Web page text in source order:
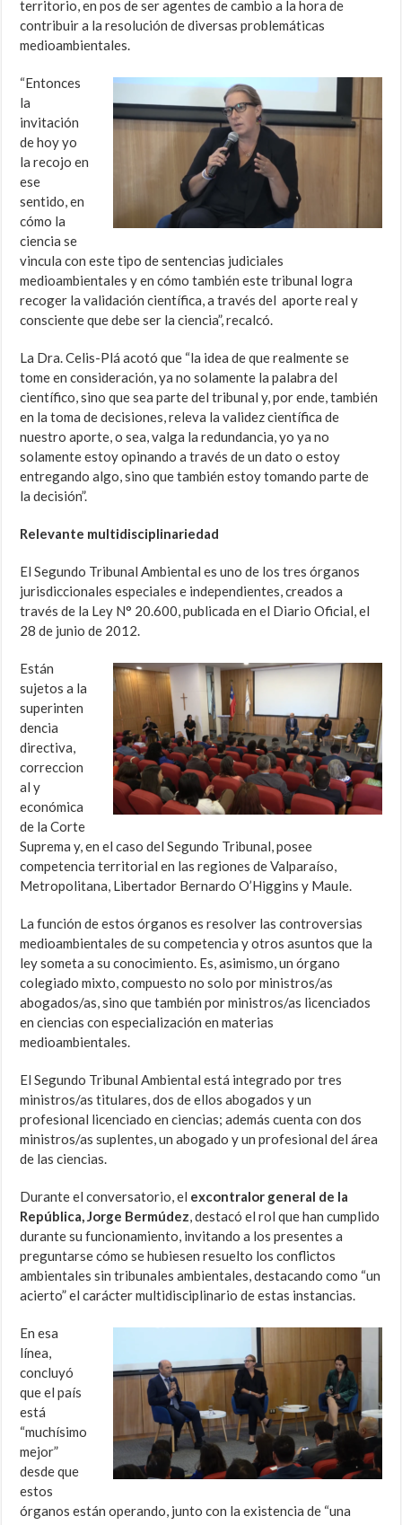
territorio, en pos de ser agentes de cambio a la hora de
contribuir a la resolución de diversas problemáticas
medioambientales.
“Entonces
la
invitación
de hoy yo
la recojo en
ese
sentido, en
cómo la
ciencia se
vincula con este tipo de sentencias judiciales
medioambientales y en cómo también este tribunal logra
recoger la validación científica, a través del aporte real y
consciente que debe ser la ciencia”, recalcó.
La Dra. Celis-Plá acotó que “la idea de que realmente se
tome en consideración, ya no solamente la palabra del
científico, sino que sea parte del tribunal y, por ende, también
en la toma de decisiones, releva la validez científica de
nuestro aporte, o sea, valga la redundancia, yo ya no
solamente estoy opinando a través de un dato o estoy
entregando algo, sino que también estoy tomando parte de
la decisión”.
Relevante multidisciplinariedad
El Segundo Tribunal Ambiental es uno de los tres órganos
jurisdiccionales especiales e independientes, creados a
través de la Ley N° 20.600, publicada en el Diario Oficial, el
28 de junio de 2012.
Están
sujetos a la
superinten
dencia
directiva,
correccion
al y
económica
de la Corte
Suprema y, en el caso del Segundo Tribunal, posee
competencia territorial en las regiones de Valparaíso,
Metropolitana, Libertador Bernardo O’Higgins y Maule.
La función de estos órganos es resolver las controversias
medioambientales de su competencia y otros asuntos que la
ley someta a su conocimiento. Es, asimismo, un órgano
colegiado mixto, compuesto no solo por ministros/as
abogados/as, sino que también por ministros/as licenciados
en ciencias con especialización en materias
medioambientales.
El Segundo Tribunal Ambiental está integrado por tres
ministros/as titulares, dos de ellos abogados y un
profesional licenciado en ciencias; además cuenta con dos
ministros/as suplentes, un abogado y un profesional del área
de las ciencias.
Durante el conversatorio, el excontralor general de la
República, Jorge Bermúdez, destacó el rol que han cumplido
durante su funcionamiento, invitando a los presentes a
preguntarse cómo se hubiesen resuelto los conflictos
ambientales sin tribunales ambientales, destacando como “un
acierto” el carácter multidisciplinario de estas instancias.
En esa
línea,
concluyó
que el país
está
“muchísimo
mejor”
desde que
estos
órganos están operando, junto con la existencia de “una